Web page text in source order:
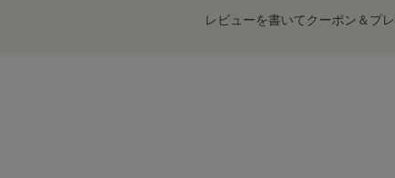
レビューを書いてクーポン＆プ